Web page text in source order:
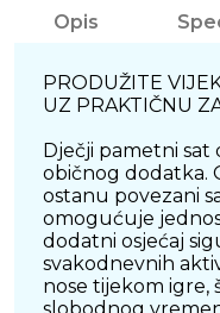
Opis
PRODUŽITE
UZ PRAKTIČNU
Dječji pametni sat
običnog dodatka.
ostanu povezani
omogućuje
dodatni osjećaj
svakodnevnih
nose tijekom igre,